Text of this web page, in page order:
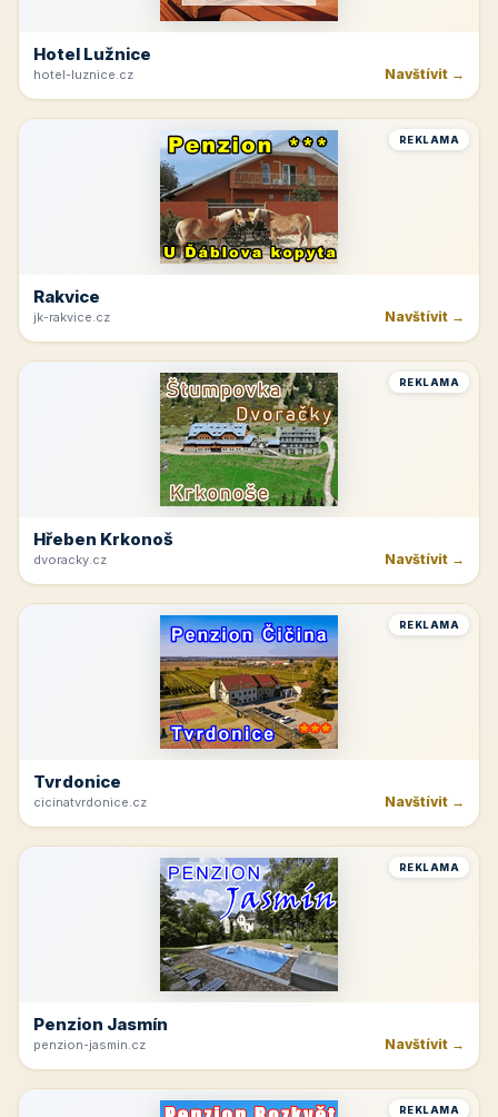
Hotel Lužnice
hotel-luznice.cz Navštívit →
REKLAMA
Rakvice
jk-rakvice.cz Navštívit →
REKLAMA
Hřeben Krkonoš
dvoracky.cz Navštívit →
REKLAMA
Tvrdonice
cicinatvrdonice.cz Navštívit →
REKLAMA
Penzion Jasmín
penzion-jasmin.cz Navštívit →
REKLAMA